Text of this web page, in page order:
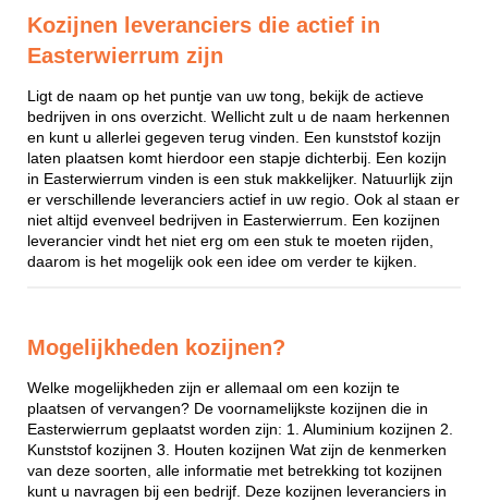
Kozijnen leveranciers die actief in
Easterwierrum zijn
Ligt de naam op het puntje van uw tong, bekijk de actieve
bedrijven in ons overzicht. Wellicht zult u de naam herkennen
en kunt u allerlei gegeven terug vinden. Een kunststof kozijn
laten plaatsen komt hierdoor een stapje dichterbij. Een kozijn
in Easterwierrum vinden is een stuk makkelijker. Natuurlijk zijn
er verschillende leveranciers actief in uw regio. Ook al staan er
niet altijd evenveel bedrijven in Easterwierrum. Een kozijnen
leverancier vindt het niet erg om een stuk te moeten rijden,
daarom is het mogelijk ook een idee om verder te kijken.
Mogelijkheden kozijnen?
Welke mogelijkheden zijn er allemaal om een kozijn te
plaatsen of vervangen? De voornamelijkste kozijnen die in
Easterwierrum geplaatst worden zijn: 1. Aluminium kozijnen 2.
Kunststof kozijnen 3. Houten kozijnen Wat zijn de kenmerken
van deze soorten, alle informatie met betrekking tot kozijnen
kunt u navragen bij een bedrijf. Deze kozijnen leveranciers in